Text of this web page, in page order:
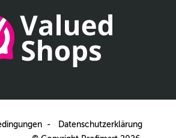
Datenschutzerklärung